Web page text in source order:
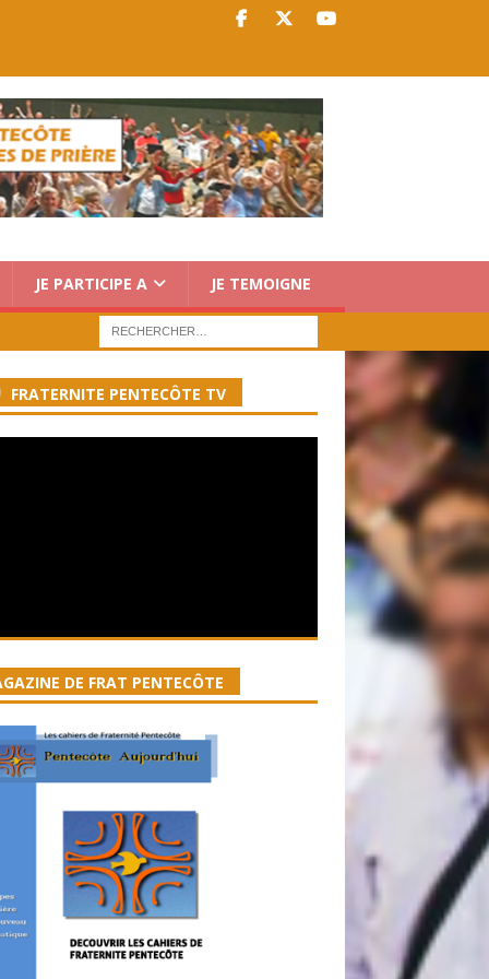
JE PARTICIPE A JE TEMOIGNE
FRATERNITE PENTECÔTE TV
DE FRAT PENTECÔTE